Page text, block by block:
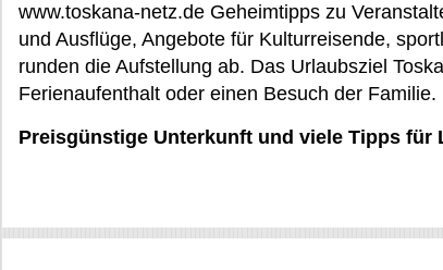
www.toskana-netz.de Geheimtipps zu
und Ausflüge, Angebote für Kulturreisende,
runden die Aufstellung ab. Das Urlaubsziel
Ferienaufenthalt oder einen Besuch der Familie.
Preisgünstige Unterkunft und viele Tipps für